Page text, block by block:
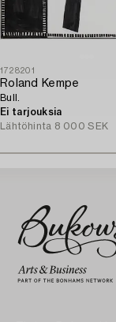
1728201
Roland Kempe
Bull.
Ei tarjouksia
Lähtöhinta 8 000 SEK